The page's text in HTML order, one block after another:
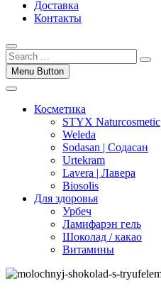
Доставка
Контакты
Menu Button
Косметика
STYX Naturcosmetic
Weleda
Sodasan | Содасан
Urtekram
Lavera | Лавера
Biosolis
Для здоровья
Урбеч
Ламифарэн гель
Шоколад / какао
Витамины